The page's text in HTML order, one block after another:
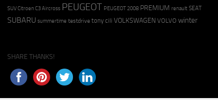
SUV Citroen C3 Aircross PEUGEOT PEUGEOT 2008 PREMIUM renault SEAT
SUBARU summertime testdrive tony cili VOLKSWAGEN VOLVO winter
SHARE THANKS!